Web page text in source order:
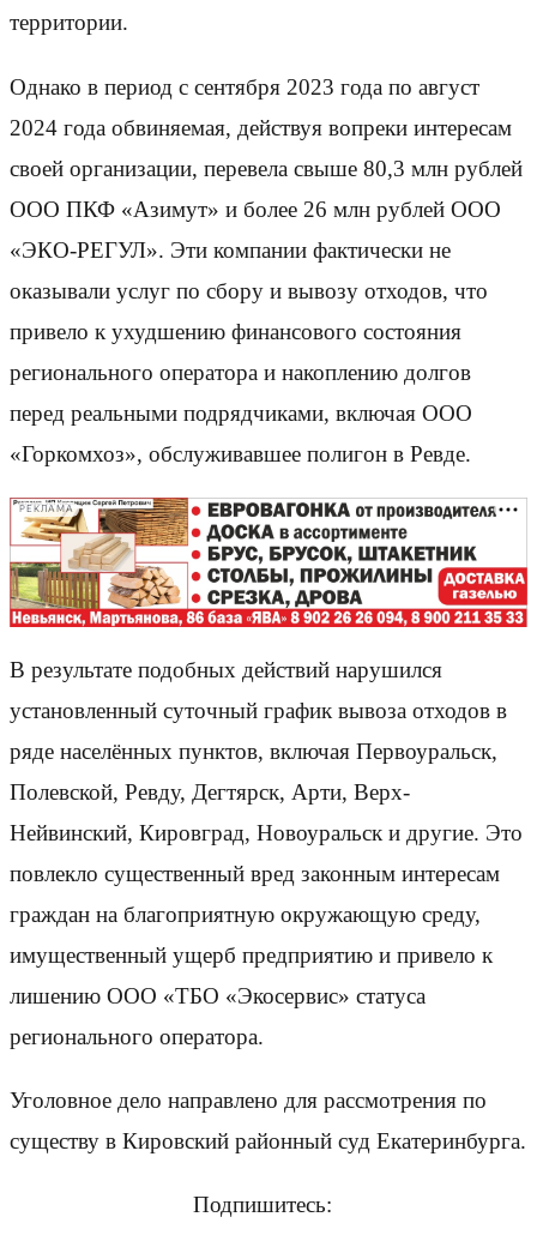
территории.
Однако в период с сентября 2023 года по август
2024 года обвиняемая, действуя вопреки интересам
своей организации, перевела свыше 80,3 млн рублей
ООО ПКФ «Азимут» и более 26 млн рублей ООО
«ЭКО-РЕГУЛ». Эти компании фактически не
оказывали услуг по сбору и вывозу отходов, что
привело к ухудшению финансового состояния
регионального оператора и накоплению долгов
перед реальными подрядчиками, включая ООО
«Горкомхоз», обслуживавшее полигон в Ревде.
РЕКЛАМА
В результате подобных действий нарушился
установленный суточный график вывоза отходов в
ряде населённых пунктов, включая Первоуральск,
Полевской, Ревду, Дегтярск, Арти, Верх-
Нейвинский, Кировград, Новоуральск и другие. Это
повлекло существенный вред законным интересам
граждан на благоприятную окружающую среду,
имущественный ущерб предприятию и привело к
лишению ООО «ТБО «Экосервис» статуса
регионального оператора.
Уголовное дело направлено для рассмотрения по
существу в Кировский районный суд Екатеринбурга.
Подпишитесь: